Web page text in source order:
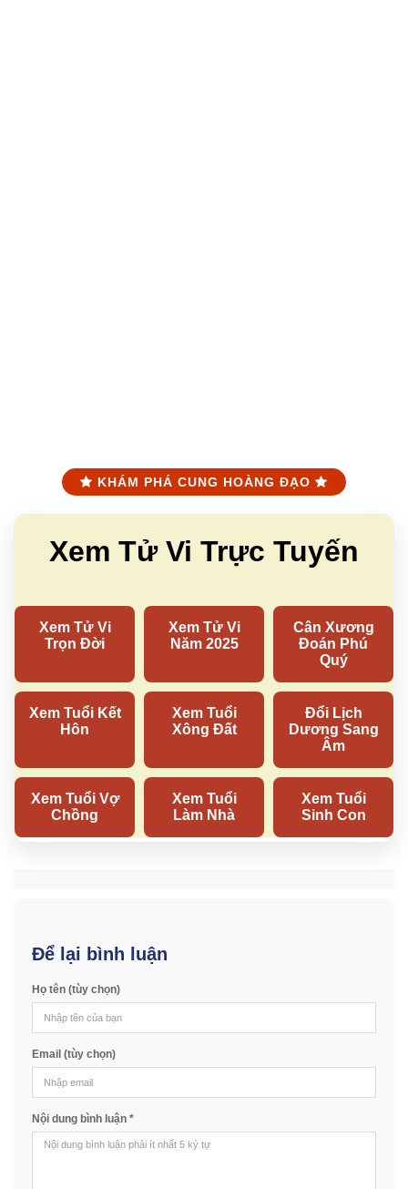
KHÁM PHÁ CUNG HOÀNG ĐẠO
Để lại bình luận
Họ tên (tùy chọn)
Email (tùy chọn)
Nội dung bình luận *